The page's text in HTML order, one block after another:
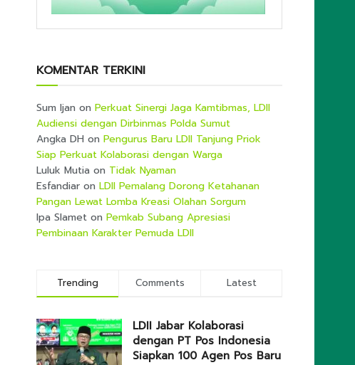
KOMENTAR TERKINI
Sum Ijan on Perkuat Sinergi Jaga Kamtibmas, LDII
Audiensi dengan Dirbinmas Polda Sumut
Angka DH on Pengurus Baru LDII Tanjung Priok
Siap Perkuat Kolaborasi dengan Warga
Luluk Mutia on Tidak Nyaman
Esfandiar on LDII Pemalang Dorong Ketahanan
Pangan Lewat Lomba Kreasi Olahan Sorgum
Ipa Slamet on Pemkab Subang Apresiasi
Pembinaan Karakter Pemuda LDII
Trending Comments Latest
LDII Jabar Kolaborasi
dengan PT Pos Indonesia
Siapkan 100 Agen Pos Baru